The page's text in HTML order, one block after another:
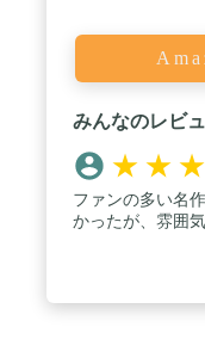
みんなのレビ
★ ★ ★
ファンの多い名
かったが、雰囲